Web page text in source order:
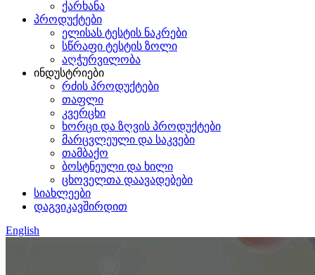
ქარხანა
პროდუქტები
ელისას ტესტის ნაკრები
სწრაფი ტესტის ზოლი
აღჭურვილობა
ინდუსტრიები
რძის პროდუქტები
თაფლი
კვერცხი
ხორცი და ზღვის პროდუქტები
მარცვლეული და საკვები
თამბაქო
ბოსტნეული და ხილი
ცხოველთა დაავადებები
სიახლეები
დაგვიკავშირდით
English